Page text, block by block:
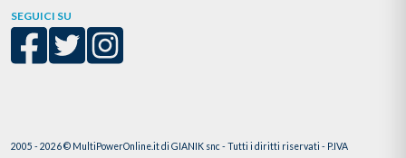
SEGUICI SU
2005 - 2026 © MultiPowerOnline.it di GIANIK snc - Tutti i diritti riservati - P.IVA